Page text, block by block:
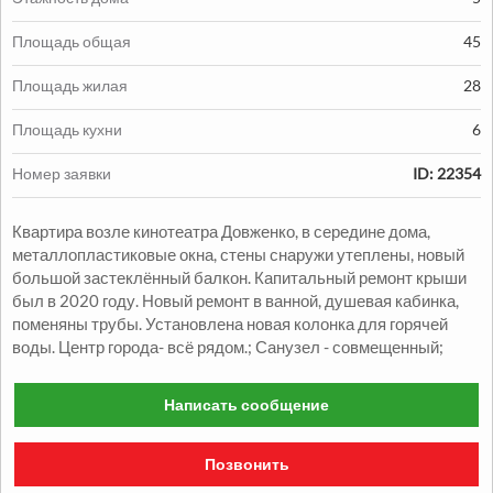
Продажа:
1330000грн.
Продажа Квартиры
2 комн. 48м 2 Александровский р-н
1050000грн.
Площадь общая 45
Площадь жилая 28
Площадь кухни 6
Номер заявки ID: 22354
Квартира возле кинотеатра Довженко, в середине дома,
металлопластиковые окна, стены снаружи утеплены, новый
большой застеклённый балкон. Капитальный ремонт крыши
был в 2020 году. Новый ремонт в ванной, душевая кабинка,
поменяны трубы. Установлена новая колонка для горячей
воды. Центр города- всё рядом.; Санузел - совмещенный;
Написать сообщение
Позвонить